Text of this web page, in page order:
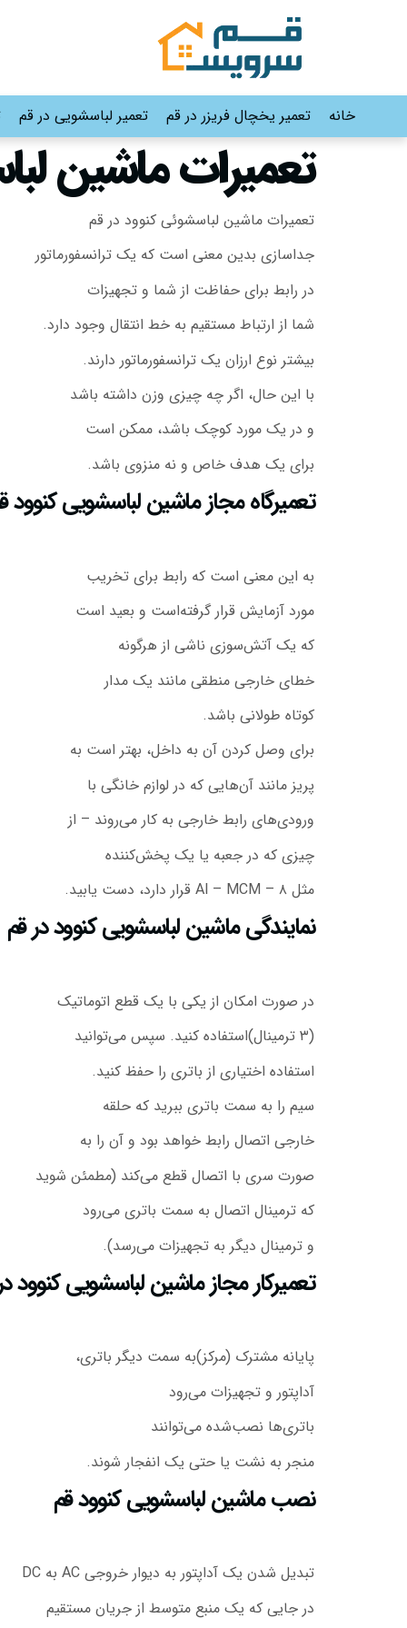
خانه تعمیر یخچال فریزر در قم تعمیر لباسشویی در قم
تعمیرات ماشین
تعمیرات ماشین لباسشوئی کنوود در قم
جداسازی بدین معنی است که یک ترانسفورماتور
در رابط برای حفاظت از شما و تجهیزات
شما از ارتباط مستقیم به خط انتقال وجود دارد.
بیشتر نوع ارزان یک ترانسفورماتور دارند.
با این حال، اگر چه چیزی وزن داشته باشد
و در یک مورد کوچک باشد، ممکن است
برای یک هدف خاص و نه منزوی باشد.
تعمیرگاه مجاز ماشین لباسشویی کنوود
به این معنی است که رابط برای تخریب
مورد آزمایش قرار گرفته‌است و بعید است
که یک آتش‌سوزی ناشی از هرگونه
خطای خارجی منطقی مانند یک مدار
کوتاه طولانی باشد.
برای وصل کردن آن به داخل، بهتر است به
پریز مانند آن‌هایی که در لوازم خانگی با
ورودی‌های رابط خارجی به کار می‌روند – از
چیزی که در جعبه یا یک پخش‌کننده
مثل Al – MCM – ۸ قرار دارد، دست یابید.
نمایندگی ماشین لباسشویی کنوود در قم
در صورت امکان از یکی با یک قطع اتوماتیک
(۳ ترمینال)استفاده کنید. سپس می‌توانید
استفاده اختیاری از باتری را حفظ کنید.
سیم را به سمت باتری ببرید که حلقه
خارجی اتصال رابط خواهد بود و آن را به
صورت سری با اتصال قطع می‌کند (مطمئن شوید
که ترمینال اتصال به سمت باتری می‌رود
و ترمینال دیگر به تجهیزات می‌رسد).
تعمیرکار مجاز ماشین لباسشویی کنوود
پایانه مشترک (مرکز)به سمت دیگر باتری،
آداپتور و تجهیزات می‌رود
باتری‌ها نصب‌شده می‌توانند
منجر به نشت یا حتی یک انفجار شوند.
نصب ماشین لباسشویی کنوود قم
تبدیل شدن یک آداپتور به دیوار خروجی AC به DC
در جایی که یک منبع متوسط از جریان مستقیم